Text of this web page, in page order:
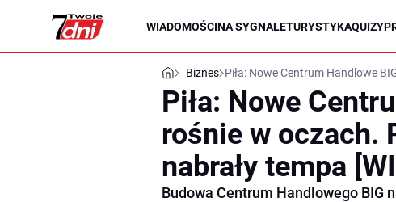
WIADOMOŚCINA SYGNALETURYSTYKAQUIZY
Biznes Piła: Nowe Centrum Handlowe
Piła: Nowe
rośnie w oczach.
nabrały tempa
Budowa Centrum Handlowego BIG